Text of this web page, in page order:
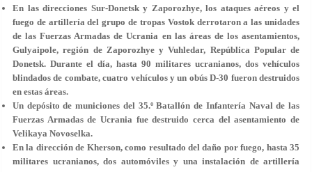
En las direcciones Sur-Donetsk y Zaporozhye, los ataques aéreos y el
fuego de artillería del grupo de tropas Vostok derrotaron a las unidades
de las Fuerzas Armadas de Ucrania en las áreas de los asentamientos,
Gulyaipole, región de Zaporozhye y Vuhledar, República Popular de
Donetsk. Durante el día, hasta 90 militares ucranianos, dos vehículos
blindados de combate, cuatro vehículos y un obús D-30 fueron destruidos
en estas áreas.
Un depósito de municiones del 35.º Batallón de Infantería Naval de las
Fuerzas Armadas de Ucrania fue destruido cerca del asentamiento de
Velikaya Novoselka.
En la dirección de Kherson, como resultado del daño por fuego, hasta 35
militares ucranianos, dos automóviles y una instalación de artillería